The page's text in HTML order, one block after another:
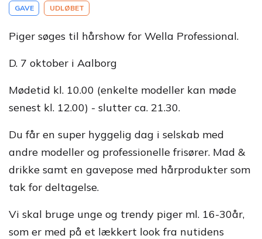
GAVE UDLØBET
Piger søges til hårshow for Wella Professional.
D. 7 oktober i Aalborg
Mødetid kl. 10.00 (enkelte modeller kan møde
senest kl. 12.00) - slutter ca. 21.30.
Du får en super hyggelig dag i selskab med
andre modeller og professionelle frisører. Mad &
drikke samt en gavepose med hårprodukter som
tak for deltagelse.
Vi skal bruge unge og trendy piger ml. 16-30år,
som er med på et lækkert look fra nutidens